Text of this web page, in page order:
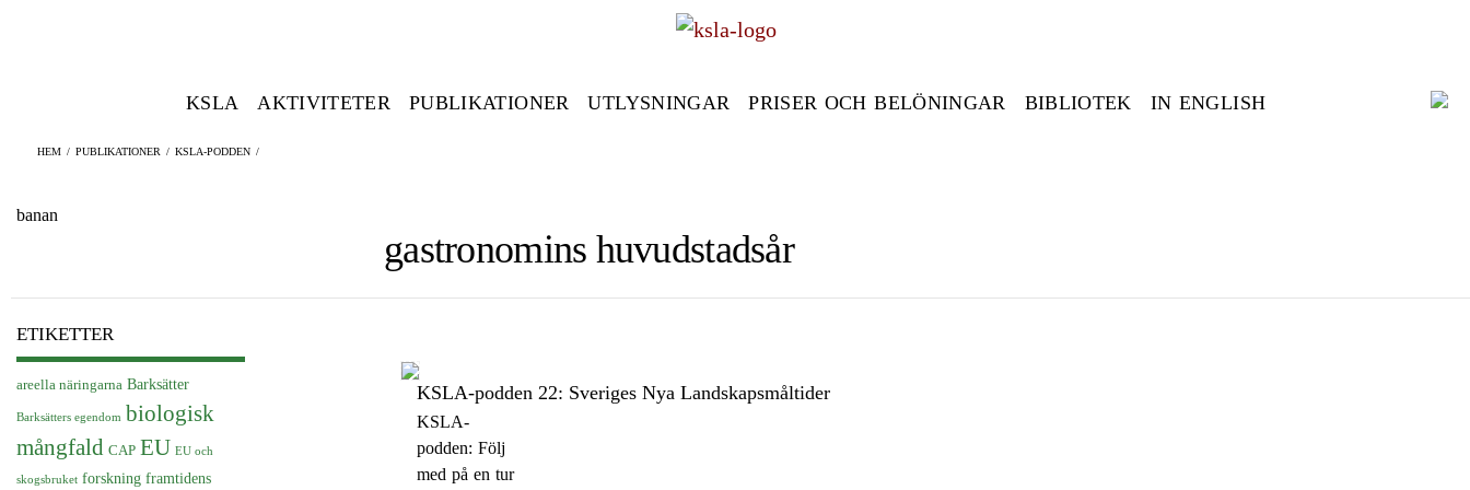
KSLA AKTIVITETER PUBLIKATIONER UTLYSNINGAR PRISER OCH BELÖNINGAR BIBLIOTEK IN ENGLISH
HEM / PUBLIKATIONER / KSLA-PODDEN /
banan
gastronomins huvudstadsår
ETIKETTER
areella näringarna Barksätter
Barksätters egendom biologisk
mångfald CAP EU EU och
skogsbruket forskning framtidens
KSLA-podden 22: Sveriges Nya Landskapsmåltider
KSLA-
podden: Följ
med på en tur